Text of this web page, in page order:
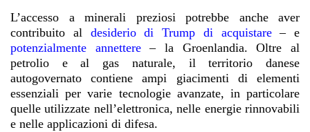
L’accesso a minerali preziosi potrebbe anche aver
contribuito al desiderio di Trump di acquistare– e
potenzialmente annettere
– la Groenlandia. Oltre al
petrolio e al gas naturale, il territorio danese
autogovernato contiene ampi giacimenti di elementi
essenziali per varie tecnologie avanzate, in particolare
quelle utilizzate nell’elettronica, nelle energie rinnovabili
e nelle applicazioni di difesa.